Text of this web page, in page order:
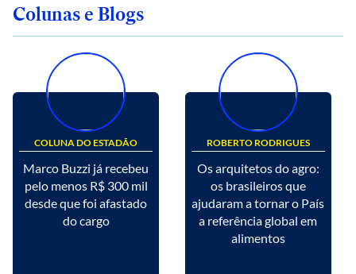
Colunas e Blogs
COLUNA DO ESTADÃO
Marco Buzzi já recebeu
pelo menos R$ 300 mil
desde que foi afastado
do cargo
ROBERTO RODRIGUES
Os arquitetos do agro:
os brasileiros que
ajudaram a tornar o País
a referência global em
alimentos